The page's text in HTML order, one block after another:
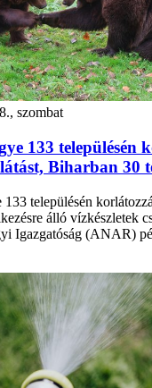
szombat
133 településén
Biharban 30
133 településén
álló vízkészletek
Igazgatóság (ANAR)